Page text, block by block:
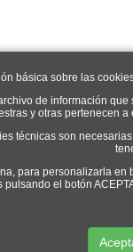
básica sobre las
de información
y otras pertenecen
técnicas son
para personalizarla
el botón